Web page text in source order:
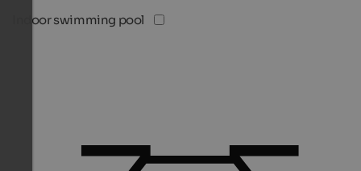
Indoor swimming pool